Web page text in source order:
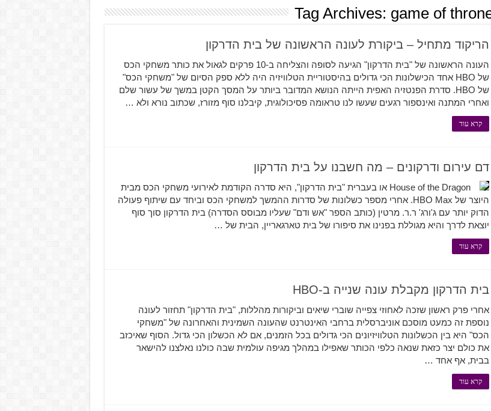
Tag Archives: game of
הריקוד מתחיל – ביקורת לעונה הראשונה של בית הדרקון
העונה הראשונה של "בית הדרקון" הגיעה לסופה והצליחה ב-10 פרקים לגאול את כותר משחקי הכס
של HBO אחד הכישלונות הכי גדולים בהיסטוריית הטלוויזיה היה ללא ספק הסיום של "משחקי הכס"
של HBO. סדרת הפנטזיה האפית הייתה הנושא המדובר ביותר על המסך הקטן במשך של עשור שלם
ואחרי המתנה ואינספור רגעים שעשו לנו טראומה פסיכולוגית, קיבלנו סוף מזורז, שכתוב נורא ולא …
קרא עוד
דם עירום ודרקונים – מה חשבנו על בית הדרקון
House of the Dragon או בעברית "בית הדרקון", היא סדרה הקודמת לאירועי משחקי הכס מבית
היוצר של HBO Max. אחרי מספר כשלונות של סדרות ההמשך למשחקי הכס וביחד עם שיתוף פעולה
הדוק יותר עם ג'ורג' ר.ר. מרטין (כותב הספר "אש ודם" שעליו מבוסס הסדרה) בית הדרקון סוך סוף
יוצאת לדרך והיא מגוללת בפנינו את סיפורו של בית טארגאריין, הבית של …
קרא עוד
בית הדרקון מקבלת עונה שנייה ב-HBO
אחרי פרק ראשון שזכה לאחוזי צפייה שוברי שיאים וביקורות מהללות, "בית הדרקון" תחזור לעונה
נוספת זה כמעט מוסכם אוניברסלית ברחבי האינטרנט שהעונה השמינית והאחרונה של "משחקי
הכס" היא בין הכשלונות הטלוויזיונים הכי גדולים בכל הזמנים, אם לא הכשלון הכי גדול. הסוף שאיכזב
את כולם יצר כזאת שנאה כלפי הכותר שאפילו במהלך מגיפה עולמית שבה כולנו נאלצנו להישאר
בבית, אף אחד …
קרא עוד